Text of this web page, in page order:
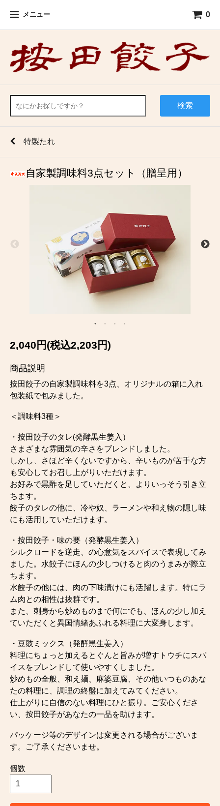
メニュー 0
検索
特製たれ
自家製調味料3点セット（贈呈用）
2,040円(税込2,203円)
商品説明
按田餃子の自家製調味料を3点、オリジナルの箱に入れ
包装紙で包みました。
＜調味料3種＞
・按田餃子のタレ(発酵黒生姜入）
さまざまな雰囲気の辛さをブレンドしました。
しかし、さほど辛くないですから、辛いものが苦手な方
も安心してお召し上がりいただけます。
お好みで黒酢を足していただくと、よりいっそう引き立
ちます。
餃子のタレの他に、冷や奴、ラーメンや和え物の隠し味
にも活用していただけます。
・按田餃子・味の要（発酵黒生姜入）
シルクロードを逆走、の心意気をスパイスで表現してみ
ました。水餃子にほんの少しつけると肉のうまみが際立
ちます。
水餃子の他には、肉の下味漬けにも活躍します。特にラ
ム肉との相性は抜群です。
また、刺身から炒めものまで何にでも、ほんの少し加え
ていただくと異国情緒あふれる料理に大変身します。
・豆豉ミックス（発酵黒生姜入）
料理にちょっと加えるとぐんと旨みが増すトウチにスパ
イスをブレンドして使いやすくしました。
炒めもの全般、和え麺、麻婆豆腐、その他いつものあな
たの料理に、調理の終盤に加えてみてください。
仕上がりに自信のない料理にひと振り。ご安心くださ
い、按田餃子があなたの一品を助けます。
パッケージ等のデザインは変更される場合がございま
す。ご了承くださいませ。
個数